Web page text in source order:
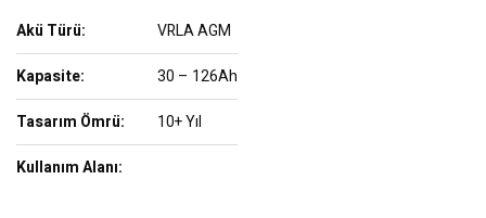
Akü Türü:
VRLA AGM
Kapasite:
30 – 126Ah
Tasarım Ömrü:
10+ Yıl
Kullanım Alanı: